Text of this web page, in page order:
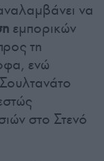
να
εμπορικών
τη
ενώ
στο Στενό